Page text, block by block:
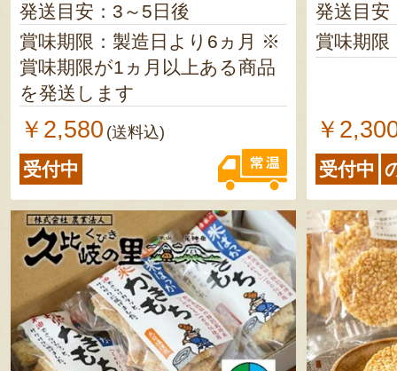
発送目安：3～5日後
賞味期限：製造日より6ヵ月 ※
賞味期限が1ヵ月以上ある商品
を発送します
￥2,580 (送料込)
受付中
発送目安
賞味期限
￥
受付中